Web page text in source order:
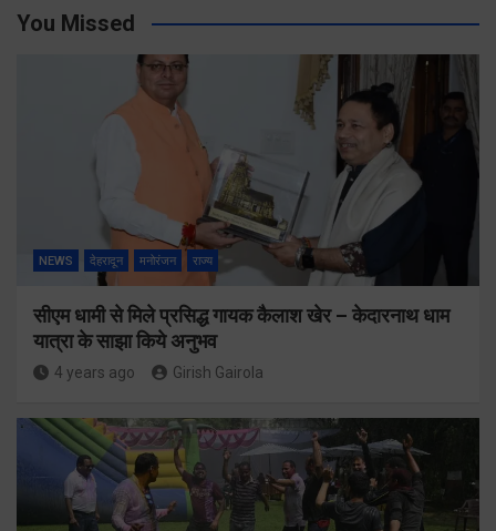
You Missed
NEWS देहरादून मनोरंजन राज्य
सीएम धामी से मिले प्रसिद्ध गायक कैलाश खेर – केदारनाथ धाम
यात्रा के साझा किये अनुभव
4 years ago Girish Gairola